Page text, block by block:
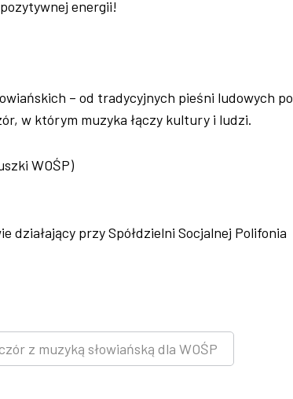
energii!
– od tradycyjnych pieśni ludowych po
w którym muzyka łączy kultury i ludzi.
WOŚP)
działający przy Spółdzielni Socjalnej Polifonia
z muzyką słowiańską dla WOŚP